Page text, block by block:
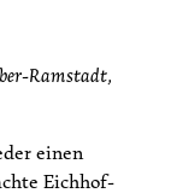
Ramstadt,
einen
Eichhof-